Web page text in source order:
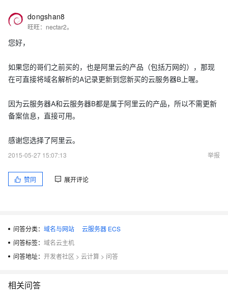
dongshan8
旺旺：nectar2。
您好，
如果您的哥们之前买的，也是阿里云的产品（包括万网的），那现
在可直接将域名解析的A记录更新到您新买的云服务器B上喔。
因为云服务器A和云服务器B都是属于阿里云的产品，所以不需更新
备案信息，直接可用。
感谢您选择了阿里云。
2015-05-27 15:07:13
举报
赞同 展开评论
问答分类： 域名与网站
云服务器 ECS
问答标签： 域名云主机
问答地址： 开发者社区 > 云计算 > 问答
相关问答